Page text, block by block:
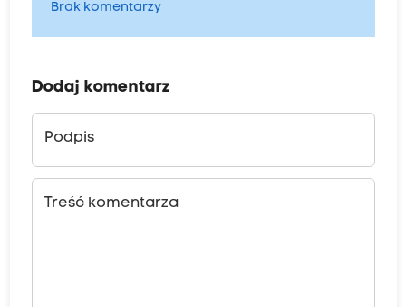
Brak komentarzy
Dodaj komentarz
Podpis
Treść komentarza